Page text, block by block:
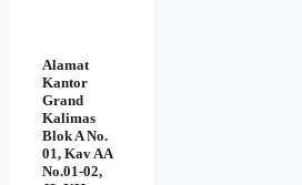
Alamat
Kantor
Grand
Kalimas
Blok A No.
01, Kav AA
No.01-02,